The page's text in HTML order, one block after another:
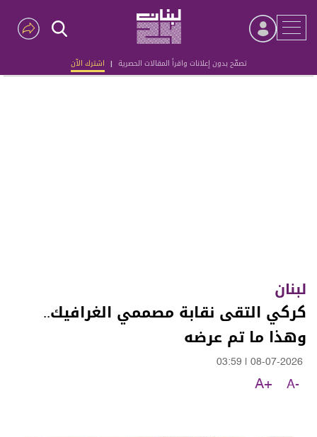
تصفّح بدون إعلانات واقرأ المقالات الحصرية | اشترك الآن
Advertisement
لبنان
كركي التقى نقابة مصممي الغرافيك..
وهذا ما تم عرضه
08-07-2026
03:59
A-
A+